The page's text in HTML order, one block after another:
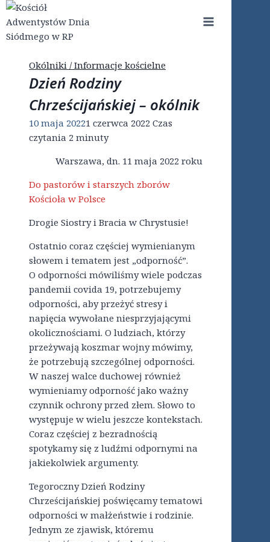
Przejdź
do
treści
Okólniki / Informacje kościelne
Dzień Rodziny
Chrześcijańskiej – okólnik
10 maja 20221 czerwca 2022 Czas
czytania 2 minuty
Warszawa, dn. 11 maja 2022 roku
Do pastorów i starszych zborów
Kościoła w Polsce
Drogie Siostry i Bracia w Chrystusie!
Ostatnio coraz częściej wymienianym
słowem i tematem jest „odporność”.
O odporności mówiliśmy wiele podczas
pandemii covida 19, potrzebujemy
odporności, aby przeżyć stresy i
napięcia wywołane niesprzyjającymi
okolicznościami. O ludziach, którzy
przeżywają koszmar wojny mówimy,
że potrzebują szczególnej odporności.
W naszej walce duchowej również
wymieniamy odporność jako ważny
czynnik ochrony przed złem. Słowo to
występuje w wielu jeszcze kontekstach.
Coraz częściej z bezradnością
spotykamy się z ludźmi odpornymi na
jakiekolwiek argumenty.
Tegoroczny Dzień Rodziny
Chrześcijańskiej poświęcamy tematowi
odporności w małżeństwie i rodzinie.
Jednym ze zjawisk, któremu